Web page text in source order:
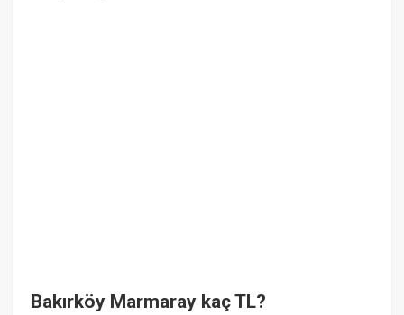
Bakırköy Marmaray kaç TL?